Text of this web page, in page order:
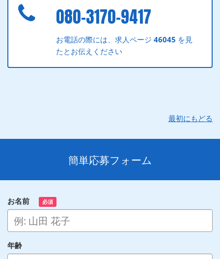
080-3170-9417
お電話の際には、求人ページ46045 を見
たとお伝えください
最初にもどる
簡単応募フォーム
お名前 必須
年齢